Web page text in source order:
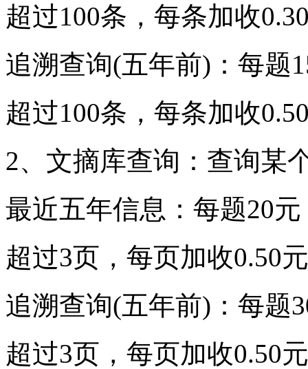
超过100条，每条加收
追溯查询(五年前)：每题
超过100条，每条加收
2、文摘库查询：查询某
最近五年信息：每题20元
超过3页，每页加收0.50元
追溯查询(五年前)：每题
超过3页，每页加收0.50元